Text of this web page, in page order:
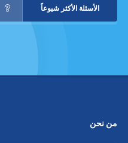
الأسئلة الأكثر شيوعاً
من نحن